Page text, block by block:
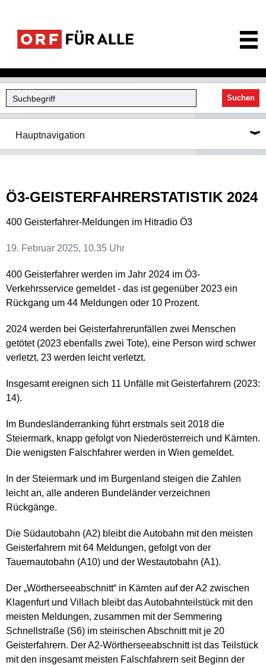
Suchen
Hauptnavigation
Ö3-GEISTERFAHRERSTATISTIK 2024
400 Geisterfahrer-Meldungen im Hitradio Ö3
19. Februar 2025, 10.35 Uhr
400 Geisterfahrer werden im Jahr 2024 im Ö3-
Verkehrsservice gemeldet - das ist gegenüber 2023 ein
Rückgang um 44 Meldungen oder 10 Prozent.
2024 werden bei Geisterfahrerunfällen zwei Menschen
getötet (2023 ebenfalls zwei Tote), eine Person wird schwer
verletzt, 23 werden leicht verletzt.
Insgesamt ereignen sich 11 Unfälle mit Geisterfahrern (2023:
14).
Im Bundesländerranking führt erstmals seit 2018 die
Steiermark, knapp gefolgt von Niederösterreich und Kärnten.
Die wenigsten Falschfahrer werden in Wien gemeldet.
In der Steiermark und im Burgenland steigen die Zahlen
leicht an, alle anderen Bundeländer verzeichnen
Rückgänge.
Die Südautobahn (A2) bleibt die Autobahn mit den meisten
Geisterfahrern mit 64 Meldungen, gefolgt von der
Tauernautobahn (A10) und der Westautobahn (A1).
Der „Wörtherseeabschnitt“ in Kärnten auf der A2 zwischen
Klagenfurt und Villach bleibt das Autobahnteilstück mit den
meisten Meldungen, zusammen mit der Semmering
Schnellstraße (S6) im steirischen Abschnitt mit je 20
Geisterfahrern. Der A2-Wörtherseeabschnitt ist das Teilstück
mit den insgesamt meisten Falschfahrern seit Beginn der